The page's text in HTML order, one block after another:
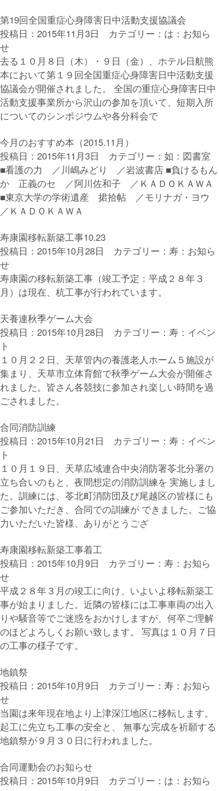
第19回全国重症心身障害日中活動支援協議会
投稿日：2015年11月3日 カテゴリー： は：お知ら
せ
去る１０月８日（木）・９日（金）、ホテル日航熊
本において第１９回全国重症心身障害日中活動支援
協議会が開催されました。 全国の重症心身障害日中
活動支援事業所から沢山の参加を頂いて、短期入所
についてのシンポジウムや各分科会で
今月のおすすめ本（2015.11月）
投稿日：2015年11月3日 カテゴリー： 如：図書室
■看護の力 ／川嶋みどり ／岩波書店 ■負けるもん
か 正義のセ ／阿川佐和子 ／ＫＡＤＯＫＡＷＡ
■東京大学の学術遺産 捃拾帖 ／モリナガ・ヨウ
／ＫＡＤＯＫＡＷＡ
寿康園移転新築工事10.23
投稿日：2015年10月28日 カテゴリー： 寿：お知ら
せ
寿康園の移転新築工事（竣工予定：平成２８年３
月）は現在、杭工事が行われています。
天養連秋季ゲーム大会
投稿日：2015年10月28日 カテゴリー： 寿：イベン
ト
１０月２２日、天草管内の養護老人ホーム５施設が
集まり、天草市立体育館で秋季ゲーム大会が開催さ
れました。皆さん各競技に参加され楽しい時間を過
ごされました。
合同消防訓練
投稿日：2015年10月21日 カテゴリー： 寿：イベン
ト
１０月１９日、天草広域連合中央消防署苓北分署の
立ち合いのもと、夜間想定の消防訓練を 実施しまし
た。訓練には、苓北町消防団及び尾越区の皆様にも
ご参加いただき、合同での訓練が できました。ご協
力いただいた皆様、ありがとうござ
寿康園移転新築工事着工
投稿日：2015年10月9日 カテゴリー： 寿：お知ら
せ
平成２８年３月の竣工に向け、いよいよ移転新築工
事が始まりました。近隣の皆様には工事車両の出入
りや騒音等でご迷惑をおかけしますが、何卒ご理解
のほどよろしくお願い致します。 写真は１０月７日
の工事の様子です。
地鎮祭
投稿日：2015年10月9日 カテゴリー： 寿：お知ら
せ
当園は来年現在地より上津深江地区に移転します。
起工に先立ち工事の安全と、 無事な完成を祈願する
地鎮祭が９月３０日に行われました。
合同運動会のお知らせ
投稿日：2015年10月9日 カテゴリー： は：お知ら